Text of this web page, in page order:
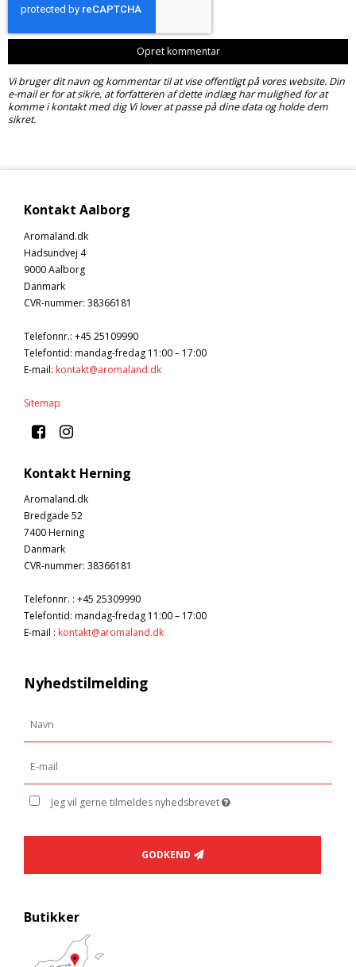
Opret kommentar
Vi bruger dit navn og kommentar til at vise offentligt på vores website. Din
e-mail er for at sikre, at forfatteren af dette indlæg har mulighed for at
komme i kontakt med dig Vi lover at passe på dine data og holde dem
sikret.
Kontakt Aalborg
Aromaland.dk
Hadsundvej 4
9000 Aalborg
Danmark
CVR-nummer: 38366181
Telefonnr.: +45 25109990
Telefontid: mandag-fredag 11:00 – 17:00
E-mail: kontakt@aromaland.dk
Sitemap
Kontakt Herning
Aromaland.dk
Bredgade 52
7400 Herning
Danmark
CVR-nummer: 38366181
Telefonnr. : +45 25309990
Telefontid: mandag-fredag 11:00 – 17:00
E-mail : kontakt@aromaland.dk
Nyhedstilmelding
Jeg vil gerne tilmeldes nyhedsbrevet
GODKEND
Butikker